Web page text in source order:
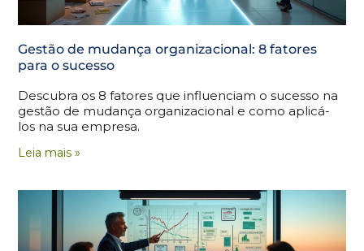
Gestão de mudança organizacional: 8 fatores
para o sucesso
Descubra os 8 fatores que influenciam o sucesso na
gestão de mudança organizacional e como aplicá-
los na sua empresa.
Leia mais »